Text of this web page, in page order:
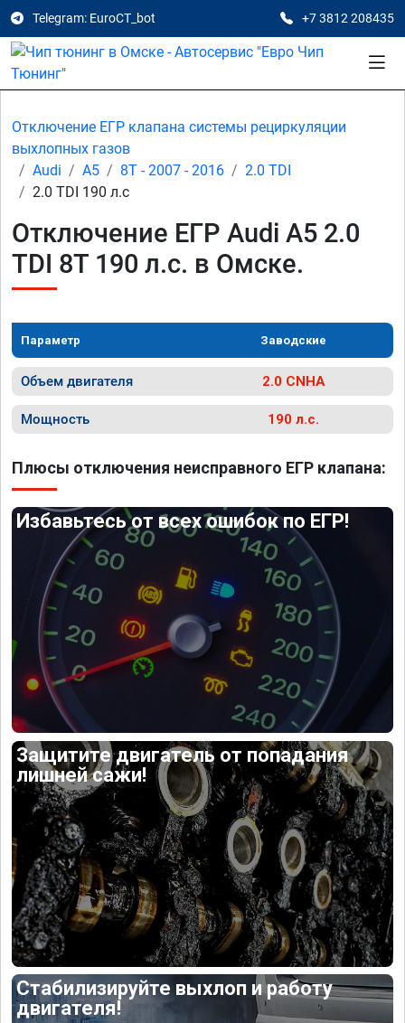
Telegram: EuroCT_bot +7 3812 208435
Отключение ЕГР клапана системы рециркуляции
выхлопных газов
Audi
A5 8T - 2007 - 2016
2.0 TDI
2.0 TDI 190 л.с
Отключение ЕГР Audi A5 2.0
TDI 8T 190 л.с. в Омске.
Параметр Заводские
Объем двигателя 2.0 CNHA
Мощность 190 л.с.
Плюсы отключения неисправного ЕГР клапана:
Избавьтесь от всех ошибок по ЕГР!
Защитите двигатель от попадания
лишней сажи!
Стабилизируйте выхлоп и работу
двигателя!